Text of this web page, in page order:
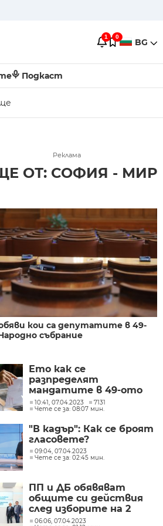
1 0 BG
Подкаст
Реклама
ОТ: СОФИЯ - МИР
кои са депутатите в 49-
събрание
Ето как се
разпределят
мандатите в 49-ото
Народно събрание
10:41, 07.04.2023
7131
Чете се за: 08:07 мин.
"В кадър": Как се броят
гласовете?
09:04, 07.04.2023
Чете се за: 02:45 мин.
ПП и ДБ обявяват
общите си действия
след изборите на 2
април
06:06, 07.04.2023